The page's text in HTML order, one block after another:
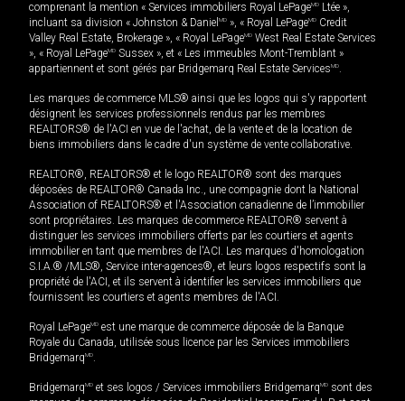
comprenant la mention « Services immobiliers Royal LePageMD Ltée »,
incluant sa division « Johnston & Daniel MD », « Royal LePageMD Credit
Valley Real Estate, Brokerage », « Royal LePageMD West Real Estate Services
», « Royal LePageMD Sussex », et « Les immeubles Mont-Tremblant »
appartiennent et sont gérés par Bridgemarq Real Estate ServicesMD.
Les marques de commerce MLS® ainsi que les logos qui s'y rapportent
désignent les services professionnels rendus par les membres
REALTORS® de l'ACI en vue de l'achat, de la vente et de la location de
biens immobiliers dans le cadre d'un système de vente collaborative.
REALTOR®, REALTORS® et le logo REALTOR® sont des marques
déposées de REALTOR® Canada Inc., une compagnie dont la National
Association of REALTORS® et l'Association canadienne de l’immobilier
sont propriétaires. Les marques de commerce REALTOR® servent à
distinguer les services immobiliers offerts par les courtiers et agents
immobilier en tant que membres de l'ACI. Les marques d'homologation
S.I.A.® /MLS®, Service inter-agences®, et leurs logos respectifs sont la
propriété de l'ACI, et ils servent à identifier les services immobiliers que
fournissent les courtiers et agents membres de l'ACI.
Royal LePageMD est une marque de commerce déposée de la Banque
Royale du Canada, utilisée sous licence par les Services immobiliers
BridgemarqMD.
BridgemarqMD et ses logos / Services immobiliers BridgemarqMD sont des